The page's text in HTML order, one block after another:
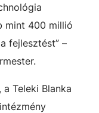
mint 400 millió
fejlesztést” –
Teleki Blanka